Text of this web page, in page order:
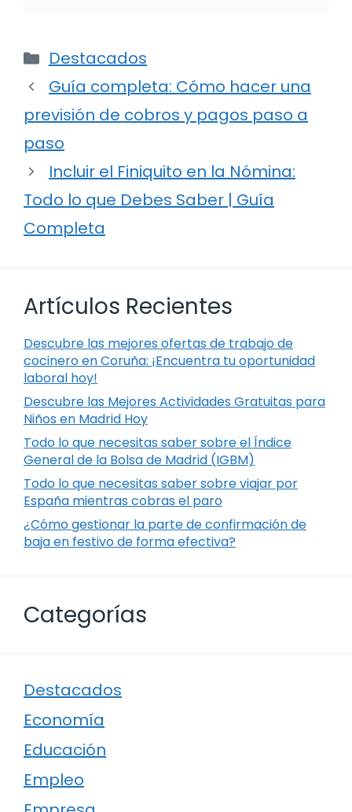
Categorías
Destacados
Guía completa: Cómo hacer una
previsión de cobros y pagos paso a
paso
Incluir el Finiquito en la Nómina:
Todo lo que Debes Saber | Guía
Completa
Artículos Recientes
Descubre las mejores ofertas de trabajo de
cocinero en Coruña: ¡Encuentra tu oportunidad
laboral hoy!
Descubre las Mejores Actividades Gratuitas para
Niños en Madrid Hoy
Todo lo que necesitas saber sobre el Índice
General de la Bolsa de Madrid (IGBM)
Todo lo que necesitas saber sobre viajar por
España mientras cobras el paro
¿Cómo gestionar la parte de confirmación de
baja en festivo de forma efectiva?
Categorías
Destacados
Economía
Educación
Empleo